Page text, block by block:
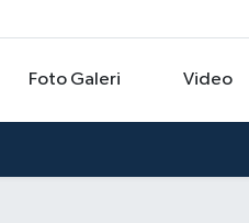
Foto Galeri Video